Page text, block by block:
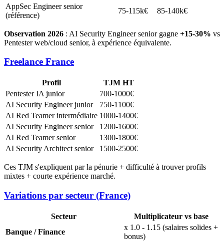
AppSec Engineer senior
(référence)
75-115k€ 85-140k€
Observation 2026 : AI Security Engineer senior gagne +15-30% vs
Pentester web/cloud senior, à expérience équivalente.
Freelance France
Profil
TJM HT
Pentester IA junior
700-1000€
AI Security Engineer junior
750-1100€
AI Red Teamer intermédiaire 1000-1400€
AI Security Engineer senior
1200-1600€
AI Red Teamer senior
1300-1800€
AI Security Architect senior
1500-2500€
Ces TJM s'expliquent par la pénurie + difficulté à trouver profils
mixtes + courte expérience marché.
Variations par secteur (France)
Secteur
Multiplicateur vs base
Banque / Finance
x 1.0 - 1.15 (salaires solides +
bonus)